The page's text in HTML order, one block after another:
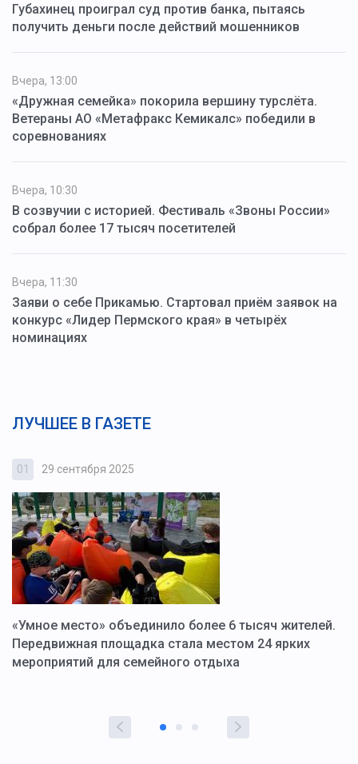
Губахинец проиграл суд против банка, пытаясь
получить деньги после действий мошенников
Вчера, 13:00
«Дружная семейка» покорила вершину турслёта.
Ветераны АО «Метафракс Кемикалс» победили в
соревнованиях
Вчера, 10:30
В созвучии с историей. Фестиваль «Звоны России»
собрал более 17 тысяч посетителей
Вчера, 11:30
Заяви о себе Прикамью. Стартовал приём заявок на
конкурс «Лидер Пермского края» в четырёх
номинациях
ЛУЧШЕЕ В ГАЗЕТЕ
01 29 сентября 2025
«Умное место» объединило более 6 тысяч жителей.
Передвижная площадка стала местом 24 ярких
мероприятий для семейного отдыха